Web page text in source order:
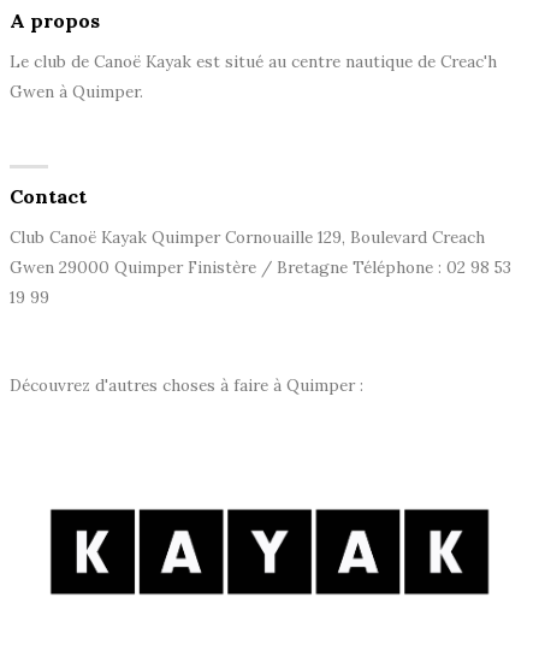
A propos
Le club de Canoë Kayak est situé au centre nautique de Creac'h
Gwen à Quimper.
Contact
Club Canoë Kayak Quimper Cornouaille 129, Boulevard Creach
Gwen 29000 Quimper Finistère / Bretagne Téléphone : 02 98 53
19 99
Découvrez d'autres choses à faire à Quimper :